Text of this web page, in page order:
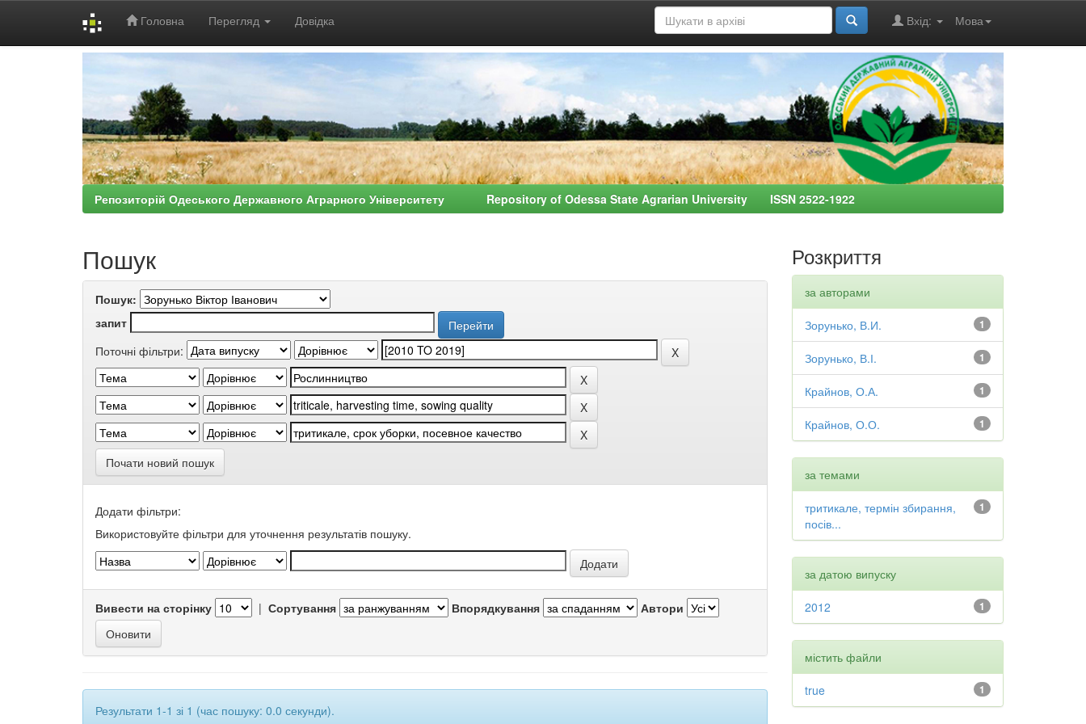
Головна Перегляд Довідка Мова
Вхід:
Репозиторій Одеського Державного Аграрного Університету Repository of Odessa State Agrarian University ISSN 2522-1922
Пошук
Пошук:
запит
Поточні фільтри:
Почати новий пошук
Додати фільтри:
Використовуйте фільтри для уточнення результатів пошуку.
Вивести на сторінку | Сортування Впорядкування Автори
Результати 1-1 зі 1 (час пошуку: 0.0 секунди).
Розкриття
за авторами
1
Зорунько, В.И.
1
Зорунько, В.І.
1
Крайнов, О.А.
1
Крайнов, О.О.
за темами
1
тритикале, термін збирання,
посів...
за датою випуску
1
2012
містить файли
1
true